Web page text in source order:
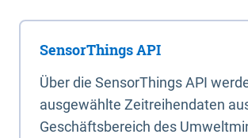
SensorThings API
Über die SensorThings API
ausgewählte Zeitreihendaten
Geschäftsbereich des